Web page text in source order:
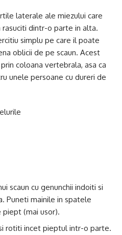
laterale ale miezului care
rasuciti dintr-o parte in alta.
simplu pe care il poate
oblicii de pe scaun. Acest
coloana vertebrala, asa ca
unele persoane cu dureri de
scaun cu genunchii indoiti si
Puneti mainile in spatele
piept (mai usor).
rotiti incet pieptul intr-o parte.